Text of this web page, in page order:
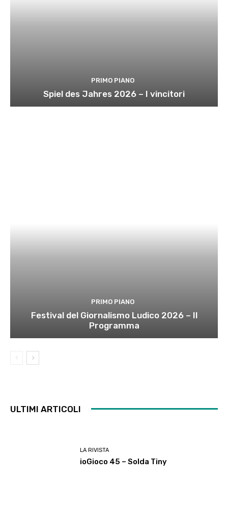
PRIMO PIANO
Spiel des Jahres 2026 – I vincitori
PRIMO PIANO
Festival del Giornalismo Ludico 2026 – Il
Programma
ULTIMI ARTICOLI
LA RIVISTA
ioGioco 45 – Solda Tiny